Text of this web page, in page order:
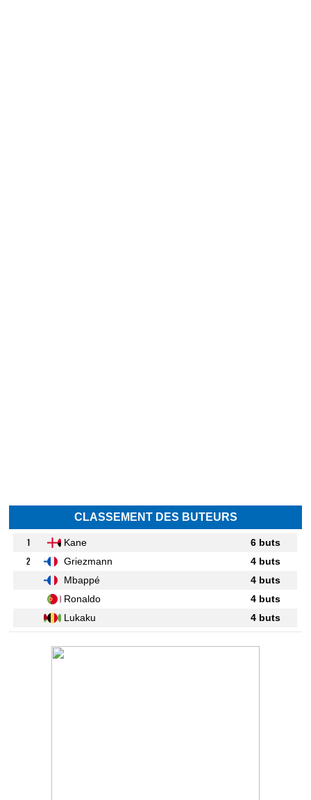
CLASSEMENT DES BUTEURS
1 Kane
6 buts
2
Griezmann
4 buts
Mbappé
4 buts
Ronaldo
4 buts
Lukaku
4 buts